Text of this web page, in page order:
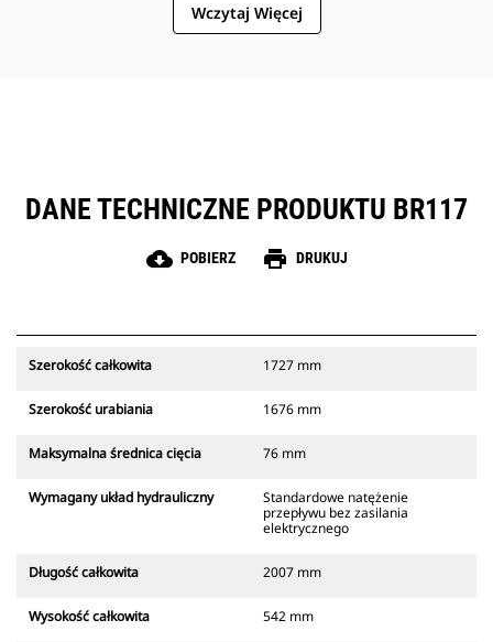
Wczytaj Więcej
DANE TECHNICZNE PRODUKTU BR117
cloud_download POBIERZ print DRUKUJ
Szerokość całkowita 1727 mm
Szerokość urabiania 1676 mm
Maksymalna średnica cięcia 76 mm
Wymagany układ hydrauliczny
Standardowe natężenie
przepływu bez zasilania
elektrycznego
Długość całkowita 2007 mm
Wysokość całkowita 542 mm